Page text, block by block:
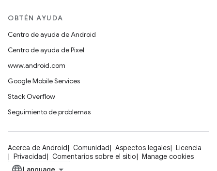
OBTÉN AYUDA
Centro de ayuda de Android
Centro de ayuda de Pixel
www.android.com
Google Mobile Services
Stack Overflow
Seguimiento de problemas
Acerca de Android Comunidad Aspectos legales
Licencia
Privacidad
Comentarios sobre el sitio Manage cookies